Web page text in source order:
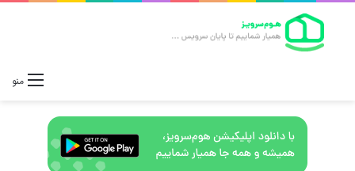
منو